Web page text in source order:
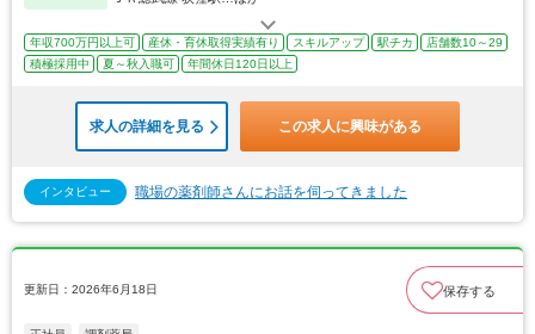
年収700万円以上可 産休・育休取得実績有り スキルアップ 駅チカ
店舗数10～29
積極採用中
夏～秋入職可 年間休日120日以上
求人の詳細を見る この求人に興味がある
インタビュー 職場の薬剤師さんにお話を伺ってきました
更新日：2026年6月18日 保存する